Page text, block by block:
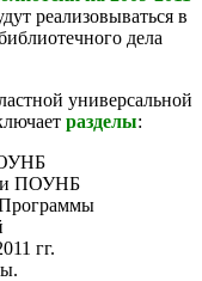
реализовываться в
дела
универсальной
разделы:
ПОУНБ
гг.